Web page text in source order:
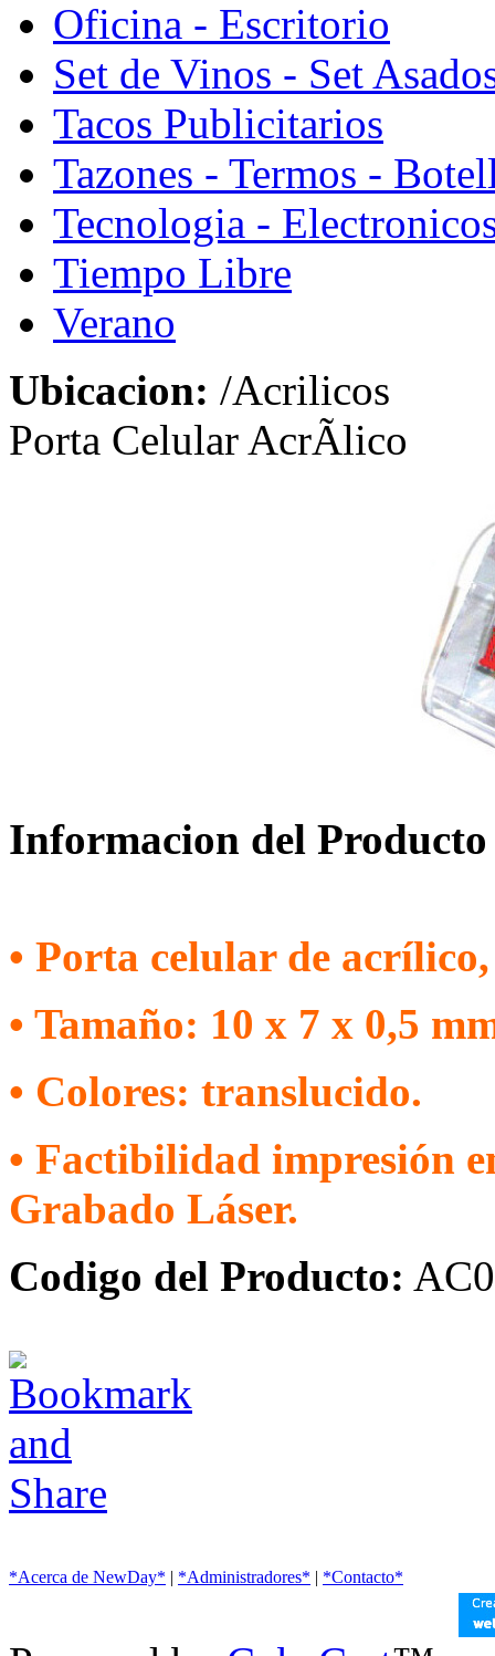
Oficina - Escritorio
Set de Vinos - Set
Tacos Publicitarios
Tazones - Termos -
Tecnologia -
Tiempo Libre
Verano
Ubicacion: /Acrilicos
Porta Celular AcrÃ­lico
Informacion del Producto
• Porta celular de
• Tamaño: 10 x 7 x 0,5
• Colores: translucido.
• Factibilidad impresión
Grabado Láser.
Codigo del Producto:
*Acerca de NewDay* | *Administradores* | *Contacto*